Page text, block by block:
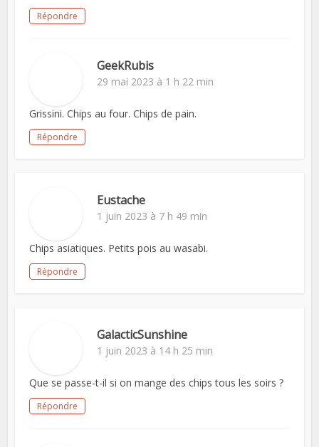
Répondre
GeekRubis
29 mai 2023 à 1 h 22 min
Grissini. Chips au four. Chips de pain.
Répondre
Eustache
1 juin 2023 à 7 h 49 min
Chips asiatiques. Petits pois au wasabi.
Répondre
GalacticSunshine
1 juin 2023 à 14 h 25 min
Que se passe-t-il si on mange des chips tous les soirs ?
Répondre